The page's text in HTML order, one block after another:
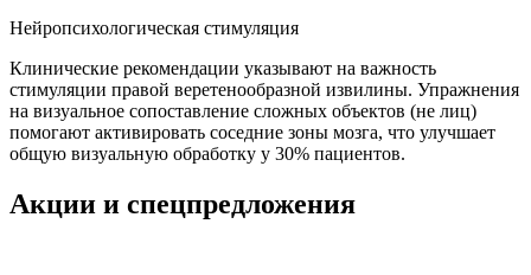
Нейропсихологическая стимуляция
Клинические рекомендации указывают на важность
стимуляции правой веретенообразной извилины. Упражнения
на визуальное сопоставление сложных объектов (не лиц)
помогают активировать соседние зоны мозга, что улучшает
общую визуальную обработку у 30% пациентов.
Акции и спецпредложения